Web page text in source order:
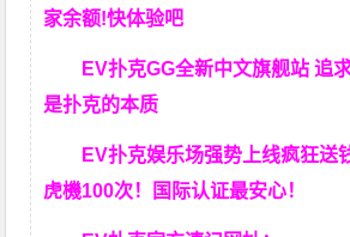
家余额!快体验吧
EV扑克GG全新中文旗舰站 追
是扑克的本质
EV扑克娱乐场强势上线疯狂送
虎機100次！国际认证最安心！